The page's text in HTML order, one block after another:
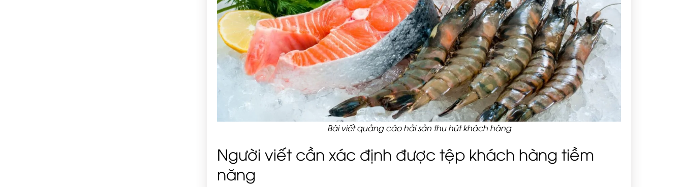
Bài viết quảng cáo hải sản thu hút khách hàng
Người viết cần xác định được tệp khách hàng tiềm
năng